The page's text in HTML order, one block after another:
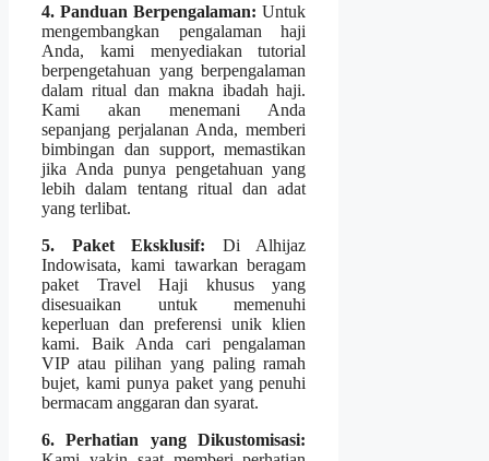
4. Panduan Berpengalaman: Untuk
mengembangkan pengalaman haji
Anda, kami menyediakan tutorial
berpengetahuan yang berpengalaman
dalam ritual dan makna ibadah haji.
Kami akan menemani Anda
sepanjang perjalanan Anda, memberi
bimbingan dan support, memastikan
jika Anda punya pengetahuan yang
lebih dalam tentang ritual dan adat
yang terlibat.
5. Paket Eksklusif: Di Alhijaz
Indowisata, kami tawarkan beragam
paket Travel Haji khusus yang
disesuaikan untuk memenuhi
keperluan dan preferensi unik klien
kami. Baik Anda cari pengalaman
VIP atau pilihan yang paling ramah
bujet, kami punya paket yang penuhi
bermacam anggaran dan syarat.
6. Perhatian yang Dikustomisasi: